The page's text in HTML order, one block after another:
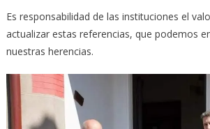
Es responsabilidad de las instituciones el
actualizar estas referencias, que podemos
nuestras herencias.